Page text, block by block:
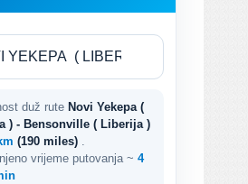
duž rute Novi Yekepa (
) - Bensonville ( Liberija )
(190 miles)
vrijeme putovanja ~ 4